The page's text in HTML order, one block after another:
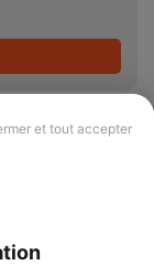
et tout accepter